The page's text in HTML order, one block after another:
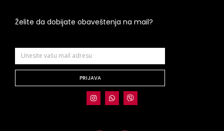
Želite da dobijate obaveštenja na mail?
PRIJAVA